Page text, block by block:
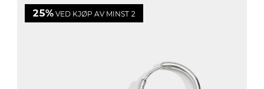
25% VED KJØP AV MINST 2